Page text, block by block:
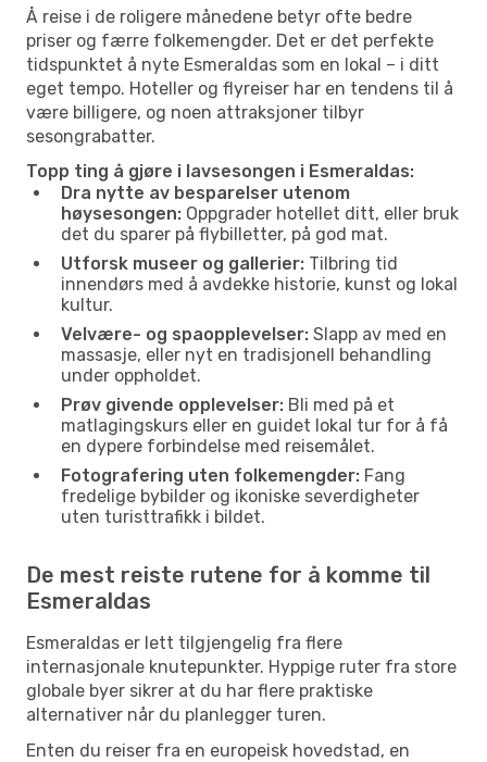
Å reise i de roligere månedene betyr ofte bedre
priser og færre folkemengder. Det er det perfekte
tidspunktet å nyte Esmeraldas som en lokal – i ditt
eget tempo. Hoteller og flyreiser har en tendens til å
være billigere, og noen attraksjoner tilbyr
sesongrabatter.
Topp ting å gjøre i lavsesongen i Esmeraldas:
Dra nytte av besparelser utenom
høysesongen: Oppgrader hotellet ditt, eller bruk
det du sparer på flybilletter, på god mat.
Utforsk museer og gallerier: Tilbring tid
innendørs med å avdekke historie, kunst og lokal
kultur.
Velvære- og spaopplevelser: Slapp av med en
massasje, eller nyt en tradisjonell behandling
under oppholdet.
Prøv givende opplevelser: Bli med på et
matlagingskurs eller en guidet lokal tur for å få
en dypere forbindelse med reisemålet.
Fotografering uten folkemengder: Fang
fredelige bybilder og ikoniske severdigheter
uten turisttrafikk i bildet.
De mest reiste rutene for å komme til
Esmeraldas
Esmeraldas er lett tilgjengelig fra flere
internasjonale knutepunkter. Hyppige ruter fra store
globale byer sikrer at du har flere praktiske
alternativer når du planlegger turen.
Enten du reiser fra en europeisk hovedstad, en